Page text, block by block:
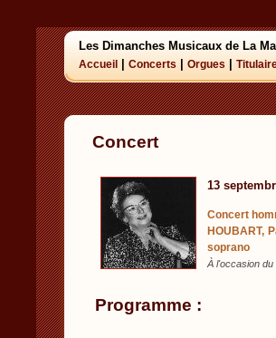
Les Dimanches Musicaux de La
Accueil Concerts Orgues
Concert
13
Concert
HOUBART,
soprano
À l'occasion
Programme :